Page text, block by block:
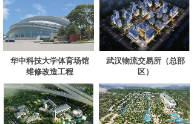
华中科技大学体育场馆
维修改造工程
武汉物流交易所（总部
区）